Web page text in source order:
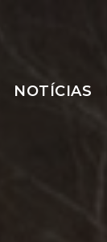
NOTÍCIAS